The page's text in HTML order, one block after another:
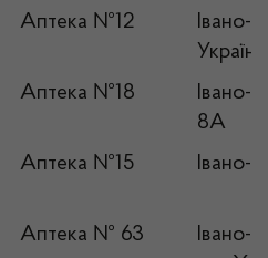
Аптека №12
Івано-
Аптека №18
Івано-
8А
Аптека №15 Івано-
Аптека № 63
Івано-